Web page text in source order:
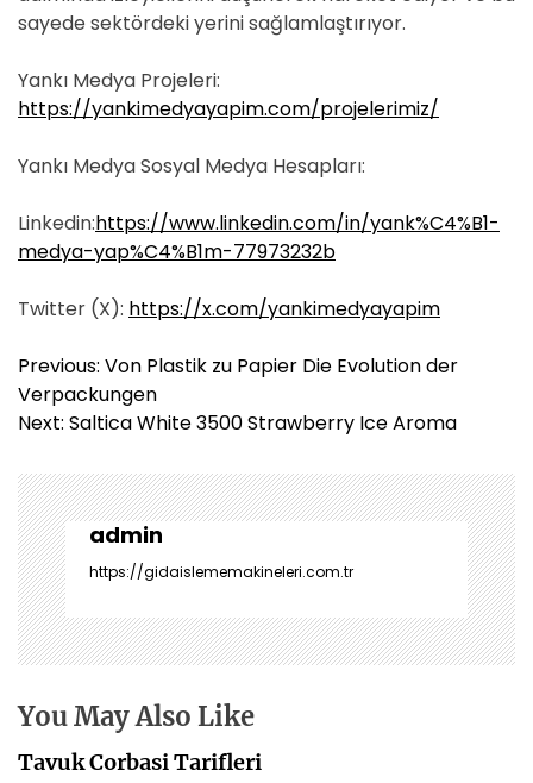
sayede sektördeki yerini sağlamlaştırıyor.
Yankı Medya Projeleri:
https://yankimedyayapim.com/projelerimiz/
Yankı Medya Sosyal Medya Hesapları:
Linkedin:https://www.linkedin.com/in/yank%C4%B1-
medya-yap%C4%B1m-77973232b
Twitter (X): https://x.com/yankimedyayapim
Y
a
z
g
e
z
i
n
m
e
i
Previous: Von Plastik zu Papier Die Evolution der
Verpackungen
Next: Saltica White 3500 Strawberry Ice Aroma
admin
https://gidaislememakineleri.com.tr
You May Also Like
Tavuk Corbasi Tarifleri